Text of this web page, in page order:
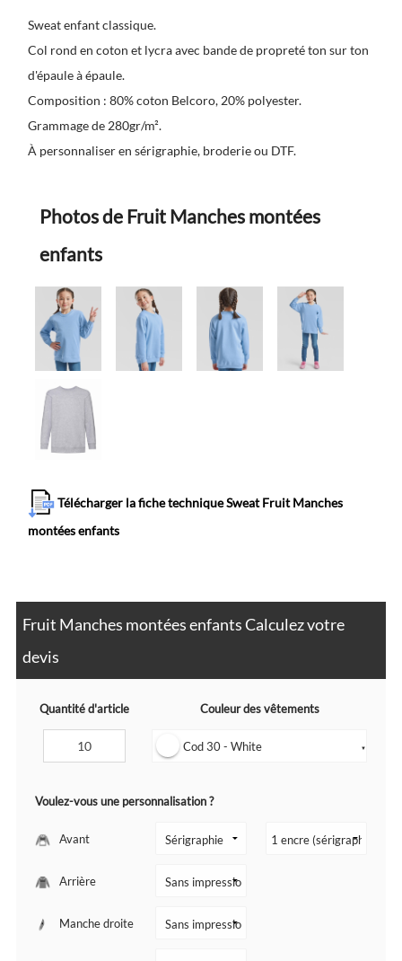
Sweat enfant classique.
Col rond en coton et lycra avec bande de propreté ton sur ton
d'épaule à épaule.
Composition : 80% coton Belcoro, 20% polyester.
Grammage de 280gr/m².
À personnaliser en sérigraphie, broderie ou DTF.
Photos de Fruit Manches montées
enfants
Télécharger la fiche technique Sweat Fruit Manches
montées enfants
Fruit Manches montées enfants Calculez votre
devis
Quantité d'article Couleur des vêtements
Cod 30 - White ▼
Voulez-vous une personnalisation ?
Avant
Arrière
Manche droite